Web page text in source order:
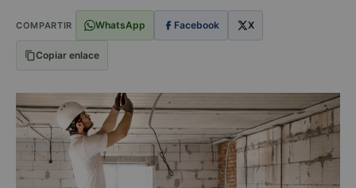
COMPARTIR WhatsApp Facebook X
Copiar enlace